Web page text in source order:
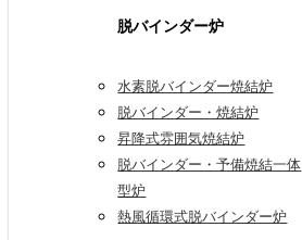
脱バインダー炉
水素脱バインダー焼結炉
脱バインダー・焼結炉
昇降式雰囲気焼結炉
脱バインダー・予備焼結一体
型炉
熱風循環式脱バインダー炉